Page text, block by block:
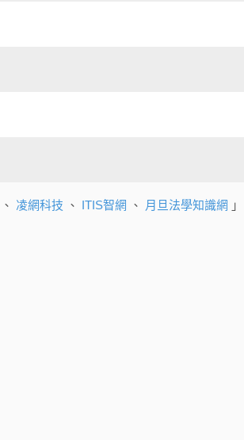
、 凌網科技 、 ITIS智網 、 月旦法學知識網 」